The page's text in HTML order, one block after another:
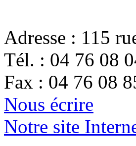
Adresse : 115
Tél. : 04 76 08
Fax : 04 76 08
Nous écrire
Notre site